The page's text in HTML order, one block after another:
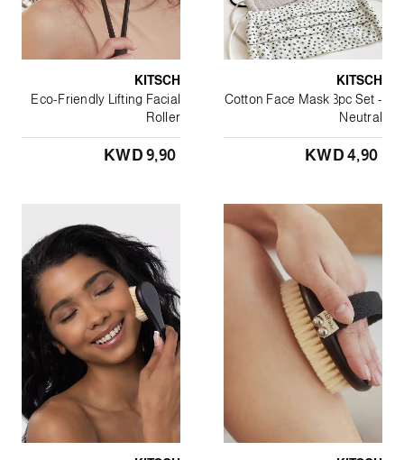
KITSCH
Cotton Face Mask 3pc Set -
Neutral
KWD 4٫90
KITSCH
Eco-Friendly Lifting Facial
Roller
KWD 9٫90